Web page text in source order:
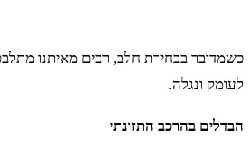
כשמדובר בבחירת חלב, רבים מאיתנו
לעומק ונגלה.
הבדלים בהרכב התזונתי